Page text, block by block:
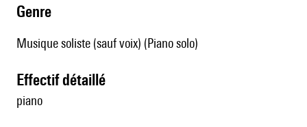
genre
Musique soliste (sauf voix) (Piano solo)
effectif détaillé
piano